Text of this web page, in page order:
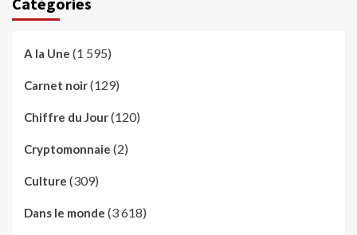
A la Une (1 595)
Carnet noir(129)
Chiffre du Jour(120)
Cryptomonnaie (2)
Culture (309)
Dans le monde (3 618)